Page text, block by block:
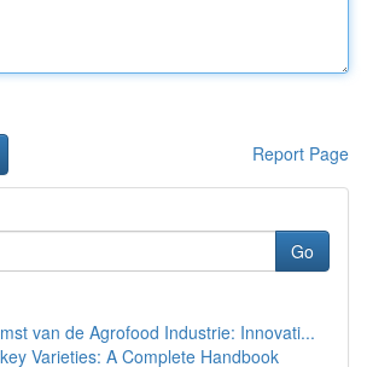
Report Page
Go
van de Agrofood Industrie: Innovati...
Varieties: A Complete Handbook